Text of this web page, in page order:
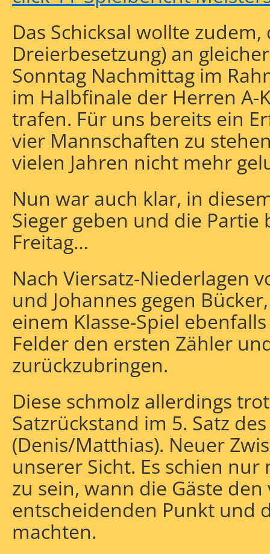
Das Schicksal wollte
Dreierbesetzung) an
Sonntag Nachmittag im
im Halbfinale der Herren A-
trafen. Für uns bereits ein
vier Mannschaften zu
vielen Jahren nicht mehr
Nun war auch klar, in
Sieger geben und die
Freitag…
Nach Viersatz-Niederlagen
und Johannes gegen
einem Klasse-Spiel
Felder den ersten Zähler
zurückzubringen.
Diese schmolz allerdings
Satzrückstand im 5. Satz
(Denis/Matthias). Neuer
unserer Sicht. Es schien
zu sein, wann die Gäste
entscheidenden Punkt und
machten.